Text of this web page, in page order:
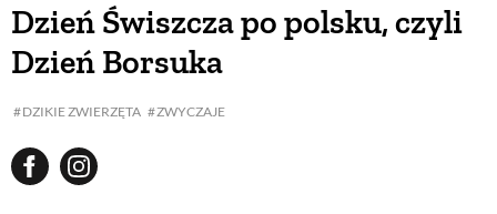
Dzień Świszcza po polsku, czyli
Dzień Borsuka
DZIKIE ZWIERZĘTA ZWYCZAJE